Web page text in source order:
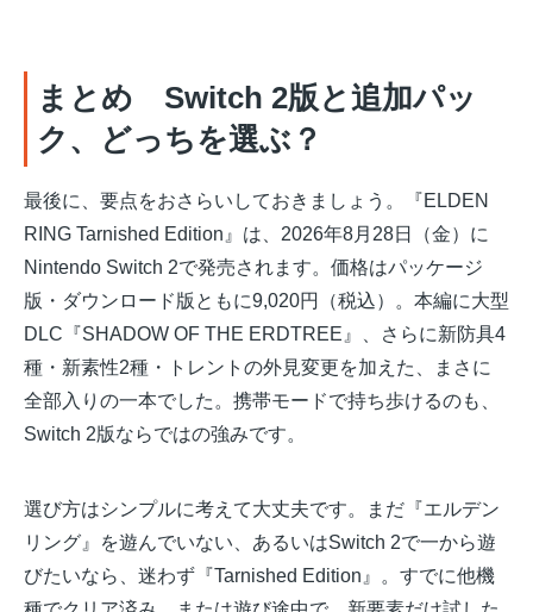
まとめ Switch 2版と追加パッ
ク、どっちを選ぶ？
最後に、要点をおさらいしておきましょう。『ELDEN
RING Tarnished Edition』は、2026年8月28日（金）に
Nintendo Switch 2で発売されます。価格はパッケージ
版・ダウンロード版ともに9,020円（税込）。本編に大型
DLC『SHADOW OF THE ERDTREE』、さらに新防具4
種・新素性2種・トレントの外見変更を加えた、まさに
全部入りの一本でした。携帯モードで持ち歩けるのも、
Switch 2版ならではの強みです。
選び方はシンプルに考えて大丈夫です。まだ『エルデン
リング』を遊んでいない、あるいはSwitch 2で一から遊
びたいなら、迷わず『Tarnished Edition』。すでに他機